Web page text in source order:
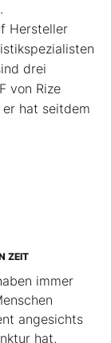
Hersteller
drei
von Rize
hat seitdem
ZEIT
immer
angesichts
hat,